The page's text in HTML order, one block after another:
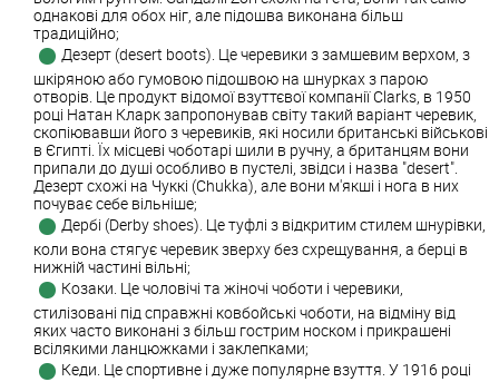
однакові для обох ніг, але підошва виконана більш
традиційно;
Дезерт (desert boots). Це черевики з замшевим верхом, з
шкіряною або гумовою підошвою на шнурках з парою
отворів. Це продукт відомої взуттєвої компанії Clarks, в 1950
році Натан Кларк запропонував світу такий варіант черевик,
скопіювавши його з черевиків, які носили британські військові
в Єгипті. Їх місцеві чоботарі шили в ручну, а британцям вони
припали до душі особливо в пустелі, звідси і назва "desert".
Дезерт схожі на Чуккі (Chukka), але вони м'якші і нога в них
почуває себе вільніше;
Дербі (Derby shoes). Це туфлі з відкритим стилем шнурівки,
коли вона стягує черевик зверху без схрещування, а берці в
нижній частині вільні;
Козаки. Це чоловічі та жіночі чоботи і черевики,
стилізовані під справжні ковбойські чоботи, на відміну від
яких часто виконані з більш гострим носком і прикрашені
всілякими ланцюжками і заклепками;
Кеди. Це спортивне і дуже популярне взуття. У 1916 році